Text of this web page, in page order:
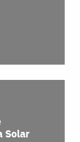
Solar